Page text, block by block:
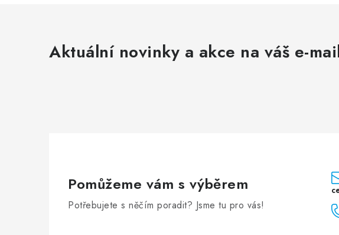
Aktuální novinky a akce na váš e-
Pomůžeme vám s výběrem
Potřebujete s něčím poradit? Jsme tu pro vás!